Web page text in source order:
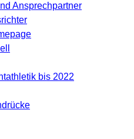
Ansprechpartner
bis 2022